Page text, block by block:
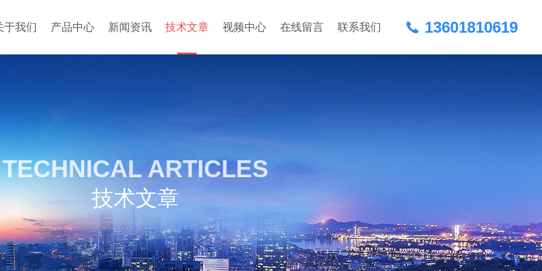
于我们 产品中心 新闻资讯 技术文章 视频中心 在线留言 联系我们 13601810619
TECHNICAL ARTICLES
技术文章